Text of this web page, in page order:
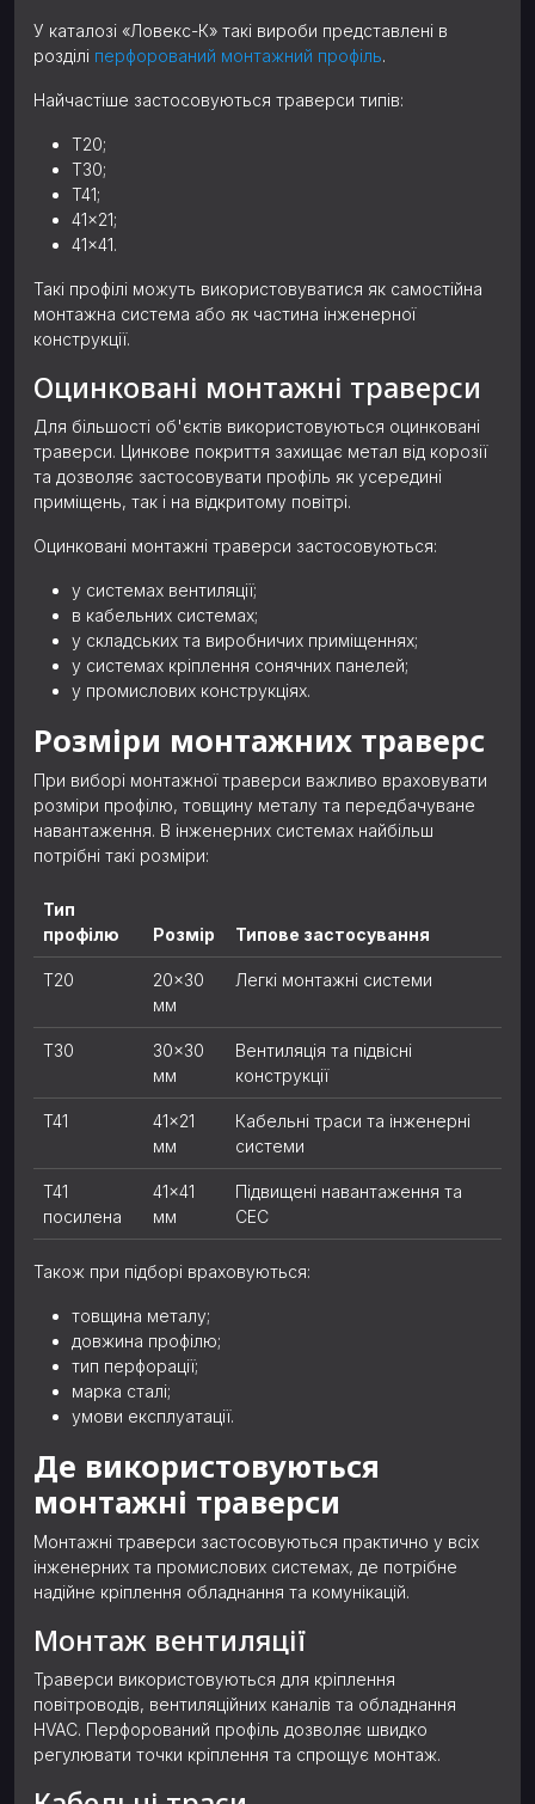
У каталозі «Ловекс-К» такі вироби представлені в
розділі перфорований монтажний профіль.
Найчастіше застосовуються траверси типів:
T20;
T30;
T41;
41×21;
41×41.
Такі профілі можуть використовуватися як самостійна
монтажна система або як частина інженерної
конструкції.
Оцинковані монтажні траверси
Для більшості об'єктів використовуються оцинковані
траверси. Цинкове покриття захищає метал від корозії
та дозволяє застосовувати профіль як усередині
приміщень, так і на відкритому повітрі.
Оцинковані монтажні траверси застосовуються:
у системах вентиляції;
в кабельних системах;
у складських та виробничих приміщеннях;
у системах кріплення сонячних панелей;
у промислових конструкціях.
Розміри монтажних траверс
При виборі монтажної траверси важливо враховувати
розміри профілю, товщину металу та передбачуване
навантаження. В інженерних системах найбільш
потрібні такі розміри:
Тип
профілю
Розмір Типове застосування
T20
20×30
мм
Легкі монтажні системи
T30
30×30
мм
Вентиляція та підвісні
конструкції
T41
41×21
мм
Кабельні траси та інженерні
системи
T41
посилена
41×41
мм
Підвищені навантаження та
СЕС
Також при підборі враховуються:
товщина металу;
довжина профілю;
тип перфорації;
марка сталі;
умови експлуатації.
Де використовуються
монтажні траверси
Монтажні траверси застосовуються практично у всіх
інженерних та промислових системах, де потрібне
надійне кріплення обладнання та комунікацій.
Монтаж вентиляції
Траверси використовуються для кріплення
повітроводів, вентиляційних каналів та обладнання
HVAC. Перфорований профіль дозволяє швидко
регулювати точки кріплення та спрощує монтаж.